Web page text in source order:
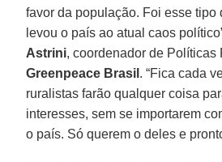
favor da população. Foi esse tipo
levou o país ao atual caos
Astrini, coordenador de Políticas
Greenpeace Brasil . “Fica cada
ruralistas farão qualquer coisa
interesses, sem se importarem
o país. Só querem o deles e